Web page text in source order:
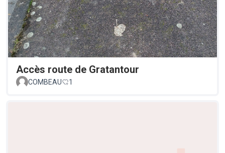
Accès route de Gratantour
COMBEAU 1